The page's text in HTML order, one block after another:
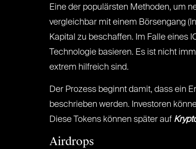
Eine der populärsten Methoden, um
vergleichbar mit einem Börsengang
Kapital zu beschaffen. Im Falle eines
Technologie basieren. Es ist nicht
extrem hilfreich sind.
Der Prozess beginnt damit, dass ein
beschrieben werden. Investoren
Diese Tokens können später auf
Airdrops